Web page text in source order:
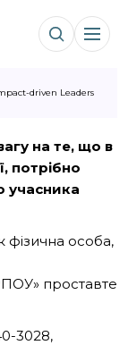
driven Leaders
на те, що в
потрібно
учасника
фізична особа,
проставте
3028,